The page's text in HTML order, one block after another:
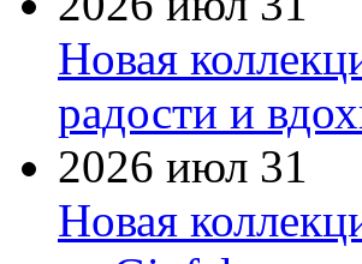
Новая
радости и
2026 июл 31
Новая